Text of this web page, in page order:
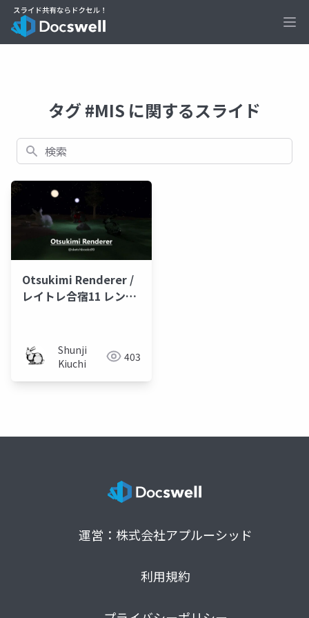
タグ #MIS に関するスライド
検索
Otsukimi Renderer /
レイトレ合宿11 レンダ
Shunji
Kiuchi
403
運営：株式会社アプルーシッド
利用規約